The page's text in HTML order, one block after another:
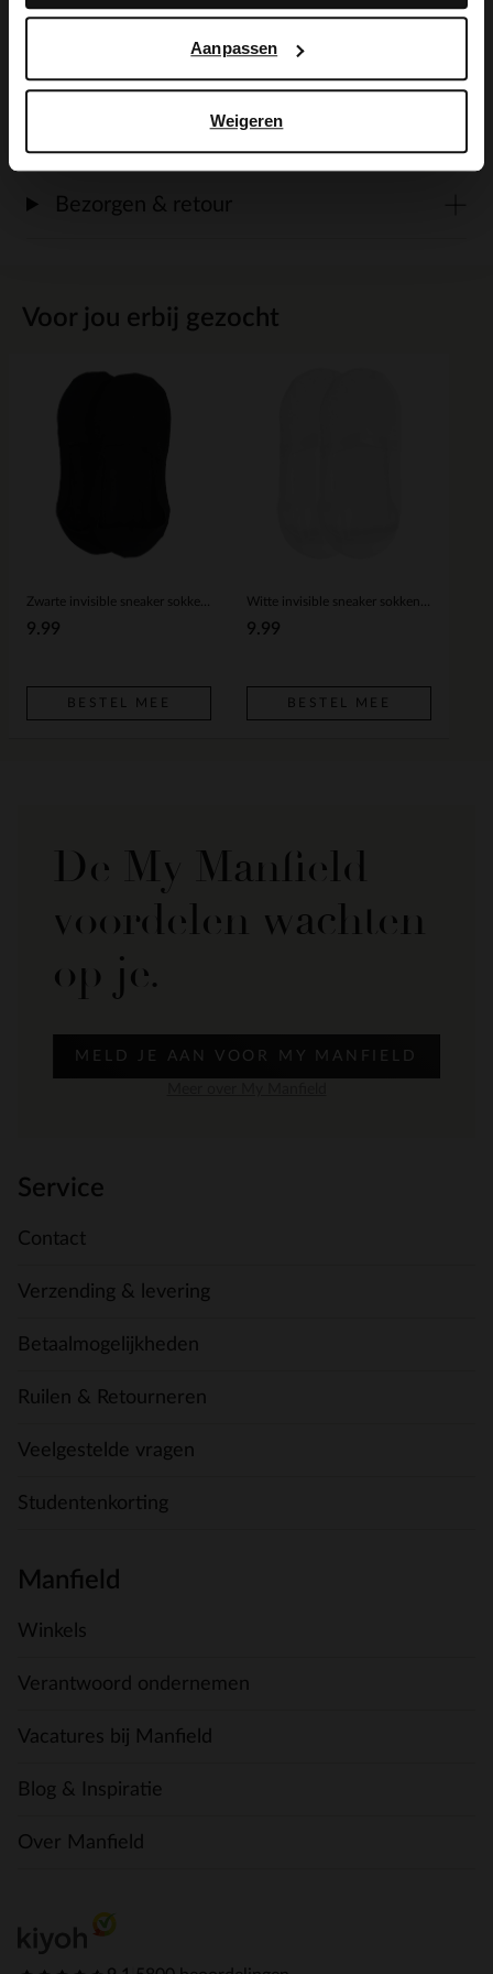
Aanpassen
Weigeren
Voor jou erbij gezocht
9.99
BESTEL MEE
9.99
BESTEL MEE
Bezorgen & retour
De My Manfield
voordelen wachten
op je.
MELD JE AAN VOOR MY MANFIELD
Service
Contact
Verzending & levering
Betaalmogelijkheden
Ruilen & Retourneren
Veelgestelde vragen
Studentenkorting
Manfield
Winkels
Verantwoord ondernemen
Vacatures bij Manfield
Blog & Inspiratie
Over Manfield